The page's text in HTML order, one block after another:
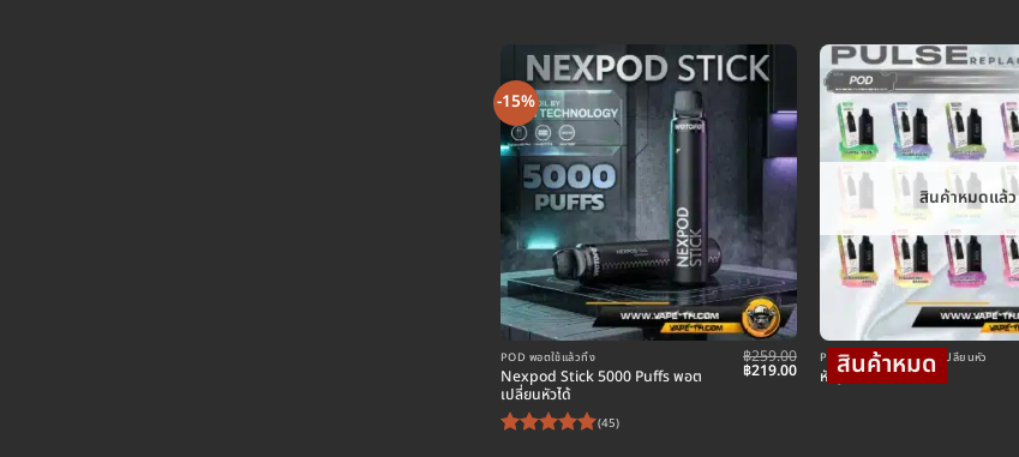
-15%
POD พอตใช้แล้วทิ้ง
Nexpod Stick 5000 Puffs พอต
เปลี่ยนหัวได้
(45)
฿259.00
Original
฿219.00Current
price
สินค้าหมดแล้ว
POD พอตใช้แล้วทิ้ง แบบเปลี่ยนหัว
หัว Jues Pulse 15k